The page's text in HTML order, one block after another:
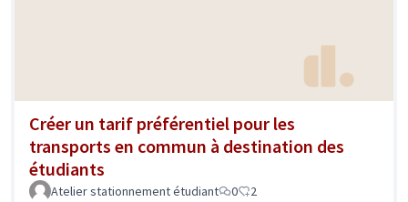
Créer un tarif préférentiel pour les
transports en commun à destination des
étudiants
Atelier stationnement étudiant 0 2